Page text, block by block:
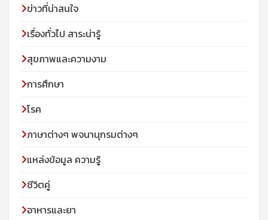
ข่าวที่น่าสนใจ
เรื่องทั่วไป สาระน่ารู้
สุขภาพและความงาม
การศึกษา
โรค
ภาษาต่างๆ พจนานุกรมต่างๆ
แหล่งข้อมูล ความรู้
ชีวิตคู่
อาหารและยา